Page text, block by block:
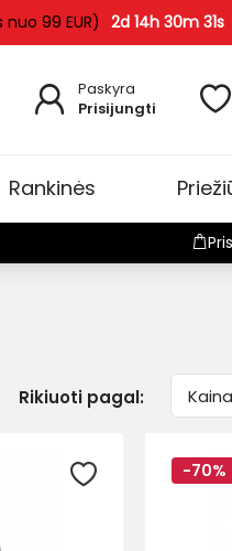
99 EUR) 2d 14h 30m 30s
Paskyra
Prisijungti
Rankinės
Rikiuoti pagal:
-70%